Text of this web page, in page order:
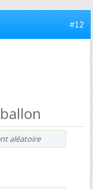
#12
aléatoire